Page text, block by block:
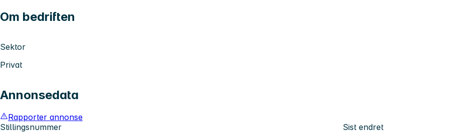
Om bedriften
Sektor
Privat
Annonsedata
Rapporter annonse
Stillingsnummer
Sist endret